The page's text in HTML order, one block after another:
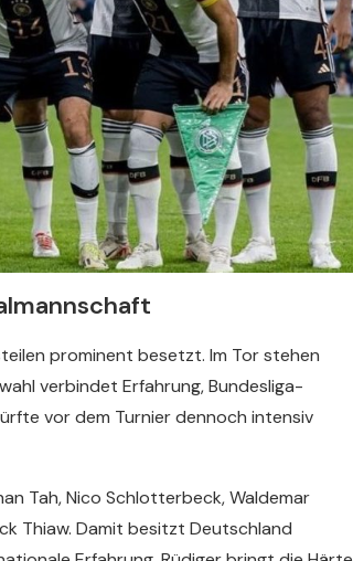
prominent besetzt. Im Tor stehen
verbindet Erfahrung, Bundesliga-
vor dem Turnier dennoch intensiv
Tah, Nico Schlotterbeck, Waldemar
Thiaw. Damit besitzt Deutschland